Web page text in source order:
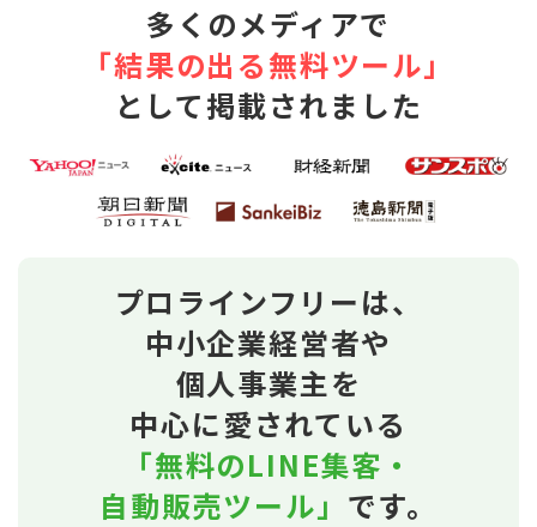
多くのメディアで
｢結果の出る無料ツール｣
として掲載されました
プロラインフリーは、
中小企業経営者や
個人事業主を
中心に愛されている
「無料のLINE集客・
自動販売ツール」 です。